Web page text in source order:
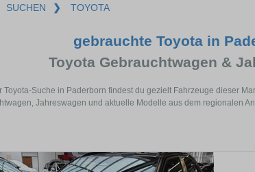
SUCHEN ❯ TOYOTA
gebrauchte Toyota in
Toyota Gebrauchtwagen &
Toyota-Suche in Paderborn findest du gezielt Fahrzeuge dieser
Jahreswagen und aktuelle Modelle aus dem regionalen